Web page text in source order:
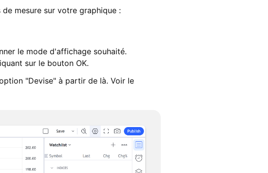
mesure sur votre graphique :
le mode d'affichage souhaité.
sur le bouton OK.
"Devise" à partir de là. Voir le